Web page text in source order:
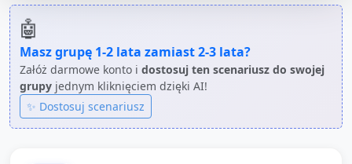
🤖
Masz grupę 1-2 lata zamiast2-3 lata?
Załóż darmowe konto i dostosuj ten scenariusz do swojej
grupy jednym kliknięciem dzięki AI!
✨ Dostosuj scenariusz